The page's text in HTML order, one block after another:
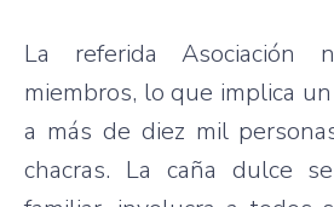
La referida Asociación
miembros, loque implica un
a más de diez mil
chacras. La caña dulce se